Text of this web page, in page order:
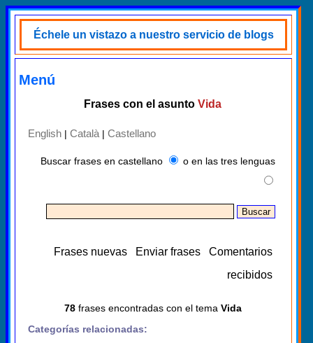
Échele un vistazo a nuestro servicio de blogs
Menú
Frases con el asunto Vida
English | Català | Castellano
Buscar frases en castellano o en las tres lenguas
Frases nuevas Enviar frases
Comentarios
recibidos
78frases encontradas con el tema Vida
Categorías relacionadas: